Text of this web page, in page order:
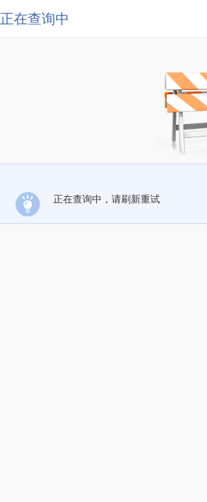
正在查询中
正在查询中，请刷新重试